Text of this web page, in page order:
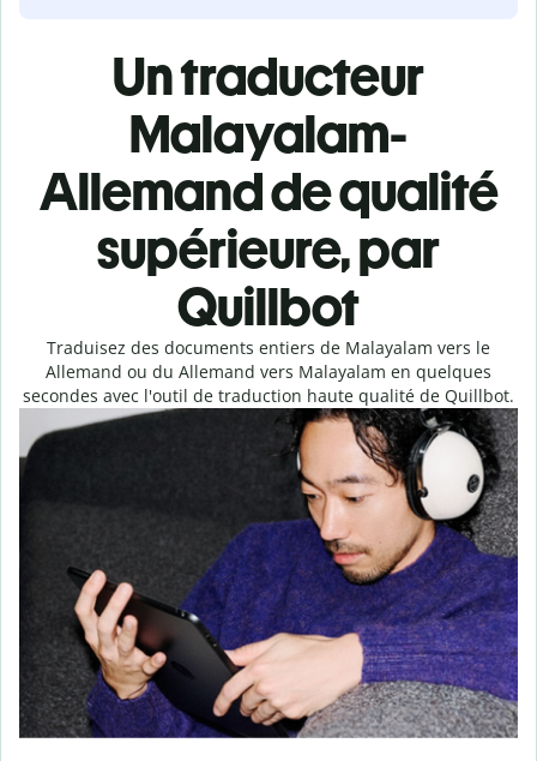
Un traducteur
Malayalam-
Allemand de qualité
supérieure, par
Quillbot
Traduisez des documents entiers de Malayalam vers le
Allemand ou du Allemand vers Malayalam en quelques
secondes avec l'outil de traduction haute qualité de Quillbot.